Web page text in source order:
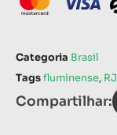
Categoria Brasil
Tagsfluminense, RJ
Compartilhar: